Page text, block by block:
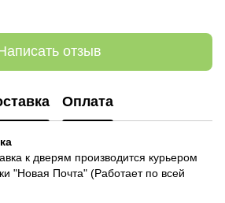
отзыв
Оплата
к дверям производится курьером
"Новая Почта" (Работает по всей